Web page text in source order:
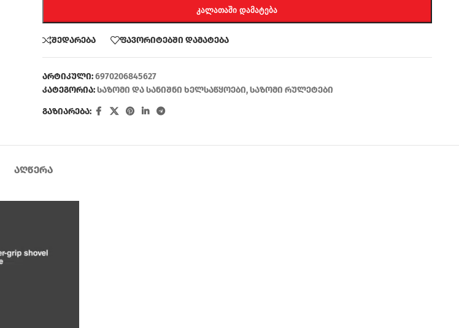
ᲙᲐᲚᲐᲗᲐᲨᲘ ᲓᲐᲛᲐᲢᲔᲑᲐ
შედარება ფავორიტებში დამატება
არტიკული:6970206845627
კატეგორია:საზომი და სანიშნი ხელსაწყოები,საზომი რულეტები
გაზიარება:
ᲐᲦᲬᲔᲠᲐ